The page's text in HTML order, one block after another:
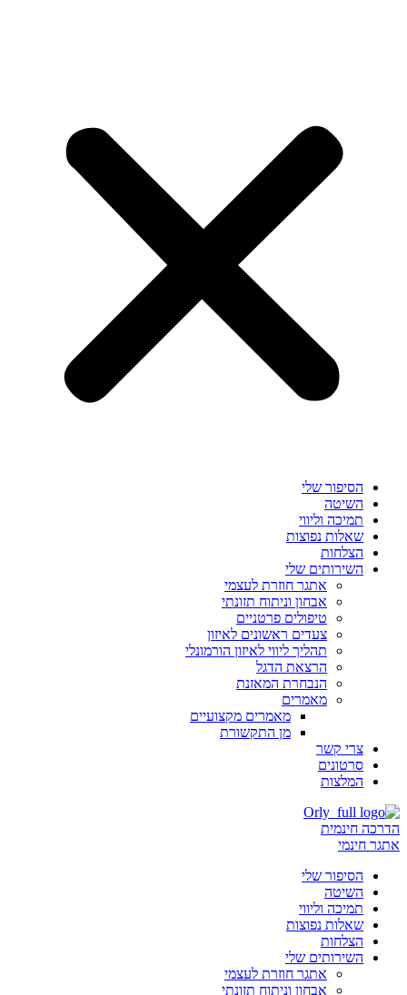
הסיפור שלי
השיטה
תמיכה וליווי
שאלות נפוצות
הצלחות
השירותים שלי
אתגר חוזרת לעצמי
אבחון וניתוח תזונתי
טיפולים פרטניים
צעדים ראשונים לאיזון
תהליך ליווי לאיזון הורמונלי
הרצאת הדגל
הנבחרת המאזנת
מאמרים
מאמרים מקצועיים
מן התקשורת
צרי קשר
סרטונים
המלצות
הדרכה חינמית
אתגר חינמי
הסיפור שלי
השיטה
תמיכה וליווי
שאלות נפוצות
הצלחות
השירותים שלי
אתגר חוזרת לעצמי
אבחון וניתוח תזונתי